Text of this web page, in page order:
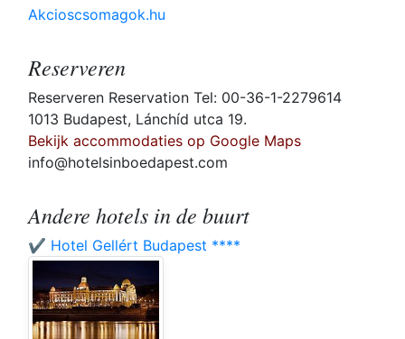
Akcioscsomagok.hu
Reserveren
Reserveren Reservation Tel: 00-36-1-2279614
1013 Budapest, Lánchíd utca 19.
Bekijk accommodaties op Google Maps
info@hotelsinboedapest.com
Andere hotels in de buurt
✔️ Hotel Gellért Budapest ****